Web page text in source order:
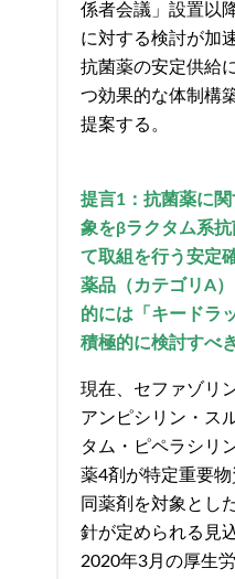
係者会議」設置以
に対する検討が加
抗菌薬の安定供給
つ効果的な体制構
提案する。
提言1 ：抗菌薬に
象をβラクタム系
て取組を行う安定
薬品（カテゴリA
的には「キードラ
積極的に検討すべ
現在、セファゾリ
アンピシリン・ス
タム・ピペラシリ
薬4剤が特定重要物
同薬剤を対象とし
針が定められる見
2020年3月の厚生